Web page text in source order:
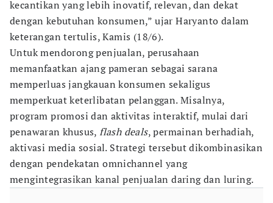
kecantikan yang lebih inovatif, relevan, dan dekat
dengan kebutuhan konsumen,” ujar Haryanto dalam
keterangan tertulis, Kamis (18/6).
Untuk mendorong penjualan, perusahaan
memanfaatkan ajang pameran sebagai sarana
memperluas jangkauan konsumen sekaligus
memperkuat keterlibatan pelanggan. Misalnya,
program promosi dan aktivitas interaktif, mulai dari
penawaran khusus,flash deals, permainan berhadiah,
aktivasi media sosial. Strategi tersebut dikombinasikan
dengan pendekatan omnichannel yang
mengintegrasikan kanal penjualan daring dan luring.